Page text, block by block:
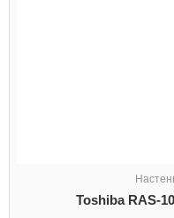
Toshiba RAS-